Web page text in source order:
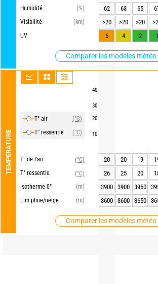
Humidité
(%)
Visibilité
(km)
UV
Comparer les modèles météo
TEMPÉRATURE
T° air
(°C)
T° ressentie
(°C)
T° de l'air
(°C)
T° ressentie
(°C)
Isotherme 0°
(m)
Lim pluie/neige
(m)
Comparer les modèles météo
40
30
20
10
62 63 65
>20
>20 >20
6
4 2 1
20 20 19
26
25 20
3900
3900 3950
3600
3600 3650